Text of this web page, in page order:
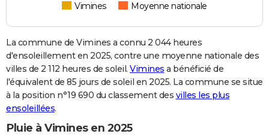
Vimines Moyenne nationale
La commune de Vimines a connu 2 044 heures
d'ensoleillement en 2025, contre une moyenne nationale des
villes de 2 112 heures de soleil. Vimines a bénéficié de
l'équivalent de 85 jours de soleil en 2025. La commune se situe
à la position n°19 690 du classement des villes les plus
ensoleillées.
Pluie à Vimines en 2025